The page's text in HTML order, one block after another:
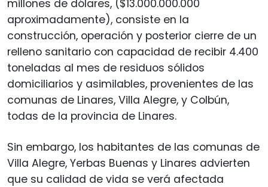
millones de dólares, ($13.000.000.000
aproximadamente), consiste en la
construcción, operación y posterior cierre de un
relleno sanitario con capacidad de recibir 4.400
toneladas al mes de residuos sólidos
domiciliarios y asimilables, provenientes de las
comunas de Linares, Villa Alegre, y Colbún,
todas de la provincia de Linares.
Sin embargo, los habitantes de las comunas de
Villa Alegre, Yerbas Buenas y Linares advierten
que su calidad de vida se verá afectada